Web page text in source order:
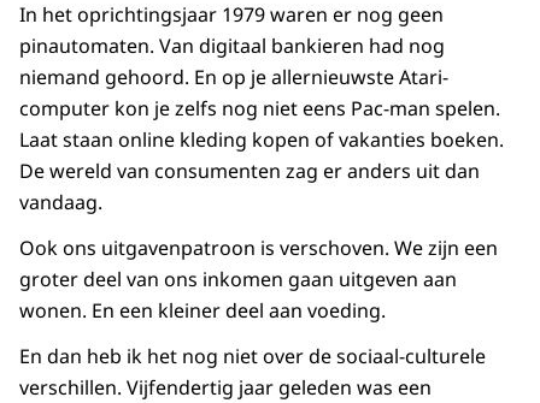
In het oprichtingsjaar 1979 waren er nog geen
pinautomaten. Van digitaal bankieren had nog
niemand gehoord. En op je allernieuwste Atari-
computer kon je zelfs nog niet eens Pac-man spelen.
Laat staan online kleding kopen of vakanties boeken.
De wereld van consumenten zag er anders uit dan
vandaag.
Ook ons uitgavenpatroon is verschoven. We zijn een
groter deel van ons inkomen gaan uitgeven aan
wonen. En een kleiner deel aan voeding.
En dan heb ik het nog niet over de sociaal-culturele
verschillen. Vijfendertig jaar geleden was een